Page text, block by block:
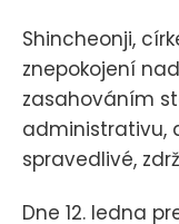
Shincheonji,
znepokojení
zasahováním
administrativu,
spravedlivé,
Dne 12. ledna